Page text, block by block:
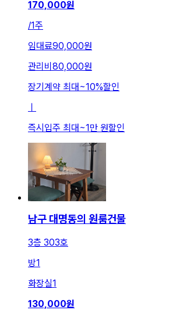
170,000원
/1주
임대료90,000원
관리비 80,000원
장기계약 최대 ~10%할인
즉시입주 최대 ~1만 원할인
남구 대명동의 원룸건물
3층 303호
방1
화장실1
130,000원